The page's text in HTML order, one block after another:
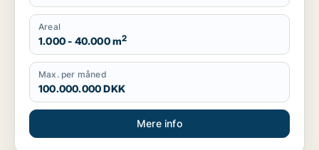
Areal
1.000 - 40.000 m2
Max. per måned
100.000.000 DKK
Mere info